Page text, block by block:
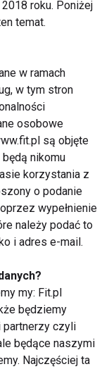
peelingów z
aromaty z
jest
trzech
premiera).
roku. Poniżej
temat.
w ramach
w tym stron
osobowe
są objęte
nikomu
korzystania z
o podanie
wypełnienie
należy podać to
i adres e-mail.
my: Fit.pl
będziemy
partnerzy czyli
będące naszymi
Najczęściej ta